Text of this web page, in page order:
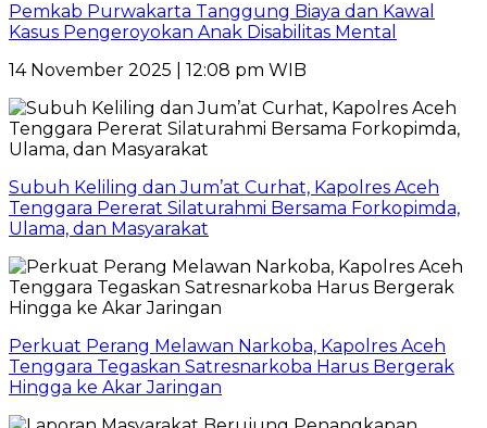
Pemkab Purwakarta Tanggung Biaya dan Kawal
Kasus Pengeroyokan Anak Disabilitas Mental
14 November 2025 | 12:08 pm WIB
Subuh Keliling dan Jum’at Curhat, Kapolres Aceh
Tenggara Pererat Silaturahmi Bersama Forkopimda,
Ulama, dan Masyarakat
Perkuat Perang Melawan Narkoba, Kapolres Aceh
Tenggara Tegaskan Satresnarkoba Harus Bergerak
Hingga ke Akar Jaringan